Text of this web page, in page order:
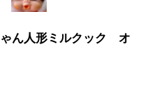
ん人形ミルクック オ